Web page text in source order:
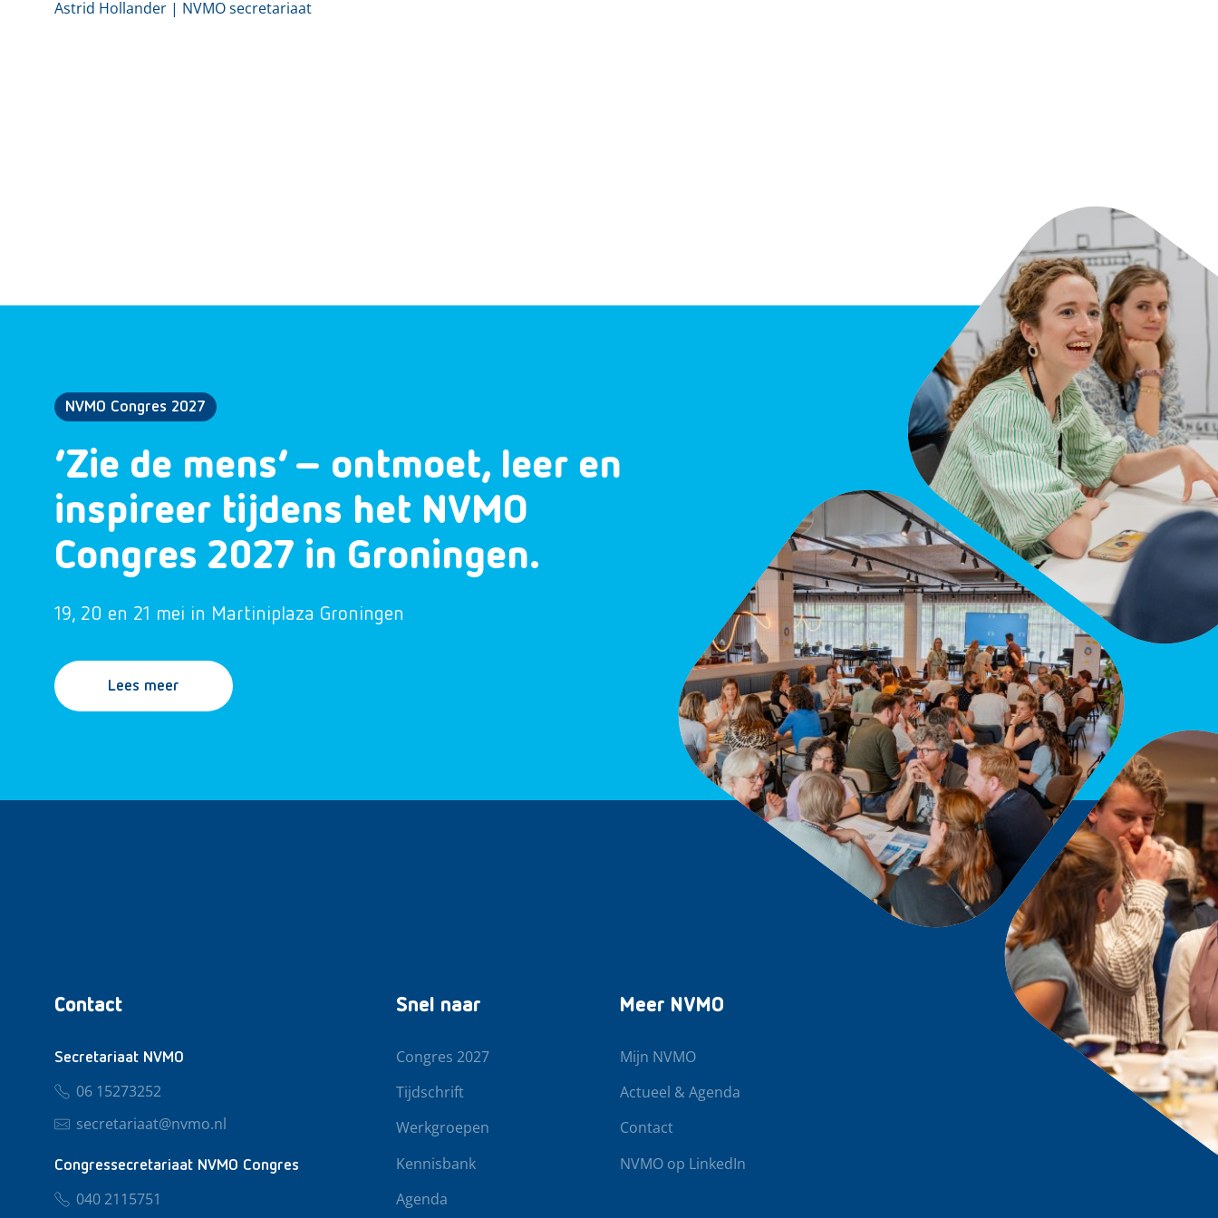
Astrid Hollander | NVMO secretariaat
NVMO Congres 2027
‘Zie de mens’ – ontmoet, leer en
inspireer tijdens het NVMO
Congres 2027 in Groningen.
19, 20 en 21 mei in Martiniplaza Groningen
Lees meer
Contact
Secretariaat NVMO
06 15273252
secretariaat@nvmo.nl
Congressecretariaat NVMO Congres
040 2115751
Snel naar
Congres 2027
Tijdschrift
Werkgroepen
Kennisbank
Agenda
Meer NVMO
Mijn NVMO
Actueel & Agenda
Contact
NVMO op LinkedIn